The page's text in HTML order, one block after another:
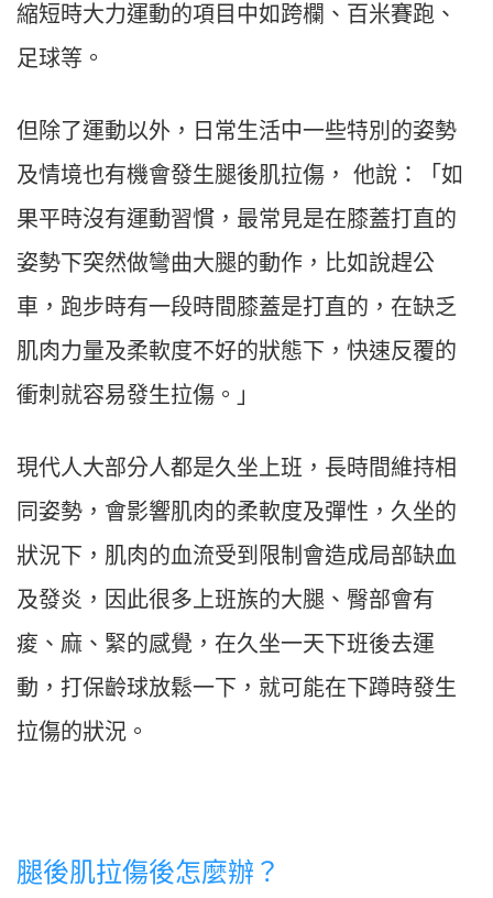
縮短時大力運動的項目中如跨欄、百米賽跑、
足球等。
但除了運動以外，日常生活中一些特別的姿勢
及情境也有機會發生腿後肌拉傷， 他說：「如
果平時沒有運動習慣，最常見是在膝蓋打直的
姿勢下突然做彎曲大腿的動作，比如說趕公
車，跑步時有一段時間膝蓋是打直的，在缺乏
肌肉力量及柔軟度不好的狀態下，快速反覆的
衝刺就容易發生拉傷。」
現代人大部分人都是久坐上班，長時間維持相
同姿勢，會影響肌肉的柔軟度及彈性，久坐的
狀況下，肌肉的血流受到限制會造成局部缺血
及發炎，因此很多上班族的大腿、臀部會有
痠、麻、緊的感覺，在久坐一天下班後去運
動，打保齡球放鬆一下，就可能在下蹲時發生
拉傷的狀況。
腿後肌拉傷後怎麼辦？